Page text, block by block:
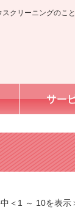
リーニングのこ
サー
＜1 ～ 10を表示